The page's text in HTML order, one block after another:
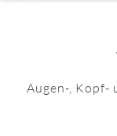
Augen-, Kopf-